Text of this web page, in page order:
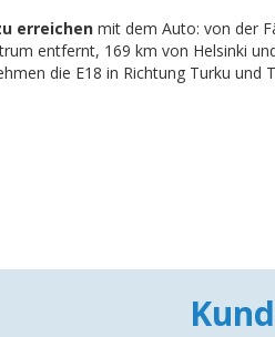
erreichen mit dem Auto: von der
entfernt, 169 km von Helsinki
die E18 in Richtung Turku und